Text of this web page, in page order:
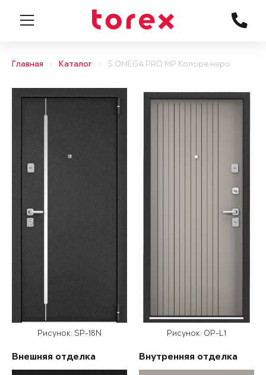
Главная Каталог S.OMEGA PRO MP Колоре неро
Рисунок: SP-18N
Внешняя отделка
Рисунок: OP-L1
Внутренняя отделка